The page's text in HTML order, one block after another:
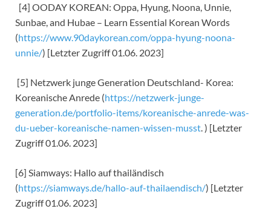
[4] OODAY KOREAN: Oppa, Hyung, Noona, Unnie,
Sunbae, and Hubae – Learn Essential Korean Words
(https://www.90daykorean.com/oppa-hyung-noona-
unnie/) [Letzter Zugriff 01.06. 2023]
[5] Netzwerk junge Generation Deutschland- Korea:
Koreanische Anrede (https://netzwerk-junge-
generation.de/portfolio-items/koreanische-anrede-was-
du-ueber-koreanische-namen-wissen-musst. ) [Letzter
Zugriff 01.06. 2023]
[6] Siamways: Hallo auf thailändisch
(https://siamways.de/hallo-auf-thailaendisch/) [Letzter
Zugriff 01.06. 2023]